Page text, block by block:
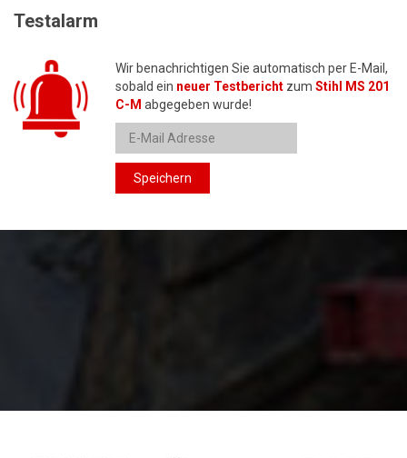
Testalarm
Wir benachrichtigen Sie automatisch per E-Mail,
sobald ein neuer Testbericht zum Stihl MS 201
C-M abgegeben wurde!
Speichern